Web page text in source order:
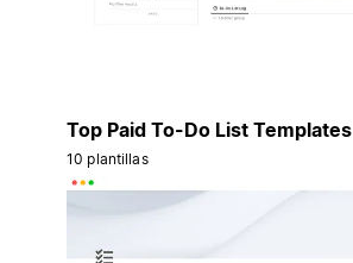
Top Paid To-Do List Templates
10 plantillas